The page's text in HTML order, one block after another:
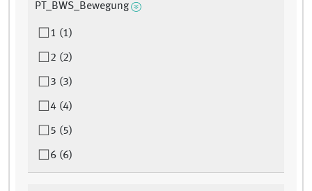
PT_BWS_Bewegung
1 (1)
2 (2)
3 (3)
4 (4)
5 (5)
6 (6)